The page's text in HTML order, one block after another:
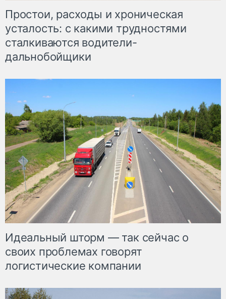
Простои, расходы и хроническая
усталость: с какими трудностями
сталкиваются водители-
дальнобойщики
Идеальный шторм — так сейчас о
своих проблемах говорят
логистические компании